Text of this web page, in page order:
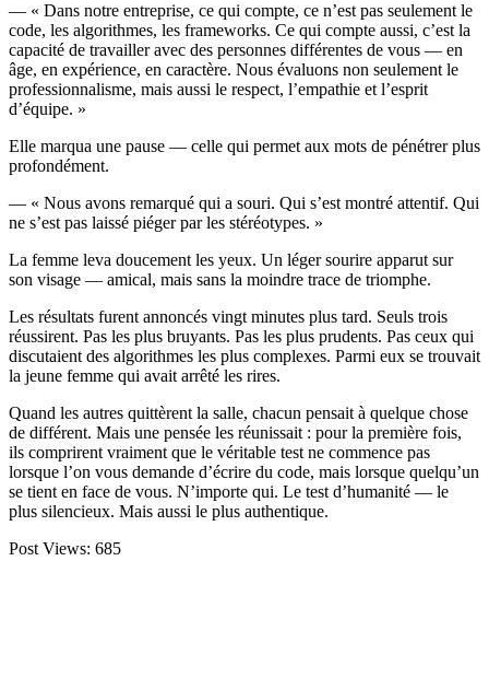
— « Dans notre entreprise, ce qui compte, ce n’est pas seulement le
code, les algorithmes, les frameworks. Ce qui compte aussi, c’est la
capacité de travailler avec des personnes différentes de vous — en
âge, en expérience, en caractère. Nous évaluons non seulement le
professionnalisme, mais aussi le respect, l’empathie et l’esprit
d’équipe. »
Elle marqua une pause — celle qui permet aux mots de pénétrer plus
profondément.
— « Nous avons remarqué qui a souri. Qui s’est montré attentif. Qui
ne s’est pas laissé piéger par les stéréotypes. »
La femme leva doucement les yeux. Un léger sourire apparut sur
son visage — amical, mais sans la moindre trace de triomphe.
Les résultats furent annoncés vingt minutes plus tard. Seuls trois
réussirent. Pas les plus bruyants. Pas les plus prudents. Pas ceux qui
discutaient des algorithmes les plus complexes. Parmi eux se trouvait
la jeune femme qui avait arrêté les rires.
Quand les autres quittèrent la salle, chacun pensait à quelque chose
de différent. Mais une pensée les réunissait : pour la première fois,
ils comprirent vraiment que le véritable test ne commence pas
lorsque l’on vous demande d’écrire du code, mais lorsque quelqu’un
se tient en face de vous. N’importe qui. Le test d’humanité — le
plus silencieux. Mais aussi le plus authentique.
Post Views: 685